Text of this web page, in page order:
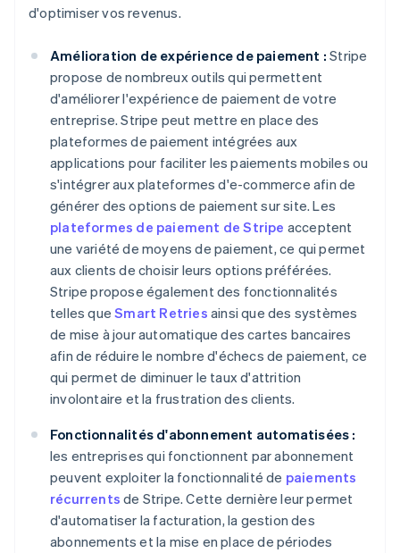
d'optimiser vos revenus.
Amélioration de expérience de paiement : Stripe
propose de nombreux outils qui permettent
d'améliorer l'expérience de paiement de votre
entreprise. Stripe peut mettre en place des
plateformes de paiement intégrées aux
applications pour faciliter les paiements mobiles ou
s'intégrer aux plateformes d'e-commerce afin de
générer des options de paiement sur site. Les
plateformes de paiement de Stripe acceptent
une variété de moyens de paiement, ce qui permet
aux clients de choisir leurs options préférées.
Stripe propose également des fonctionnalités
telles queSmart Retries ainsi que des systèmes
de mise à jour automatique des cartes bancaires
afin de réduire le nombre d'échecs de paiement, ce
qui permet de diminuer le taux d'attrition
involontaire et la frustration des clients.
Fonctionnalités d'abonnement automatisées :
les entreprises qui fonctionnent par abonnement
peuvent exploiter la fonctionnalité de paiements
récurrents de Stripe. Cette dernière leur permet
d'automatiser la facturation, la gestion des
abonnements et la mise en place de périodes